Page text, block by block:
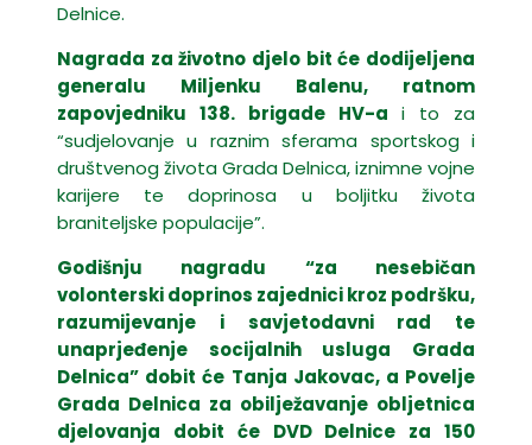
Delnice.
Nagrada za životno djelo bit će dodijeljena
generalu Miljenku Balenu, ratnom
zapovjedniku 138. brigade HV-a i to za
“sudjelovanje u raznim sferama sportskog i
društvenog života Grada Delnica, iznimne vojne
karijere te doprinosa u boljitku života
braniteljske populacije”.
Godišnju nagradu “za nesebičan
volonterski doprinos zajednici kroz podršku,
razumijevanje i savjetodavni rad te
unaprjeđenje socijalnih usluga Grada
Delnica” dobit će Tanja Jakovac, a Povelje
Grada Delnica za obilježavanje obljetnica
djelovanja dobit će DVD Delnice za 150